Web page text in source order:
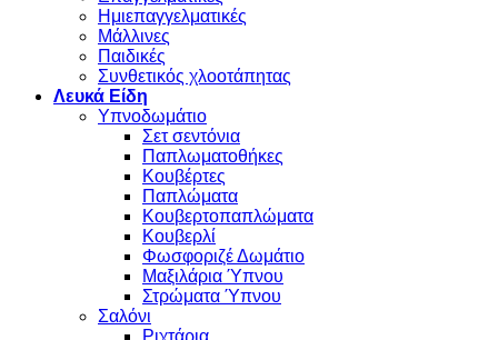
Ημιεπαγγελματικές
Μάλλινες
Παιδικές
Συνθετικός χλοοτάπητας
Λευκά Είδη
Υπνοδωμάτιο
Σετ σεντόνια
Παπλωματοθήκες
Κουβέρτες
Παπλώματα
Κουβερτοπαπλώματα
Κουβερλί
Φωσφοριζέ Δωμάτιο
Μαξιλάρια Ύπνου
Στρώματα Ύπνου
Σαλόνι
Ριχτάρια